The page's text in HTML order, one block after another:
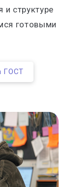
структуре
готовыми
ГОСТ